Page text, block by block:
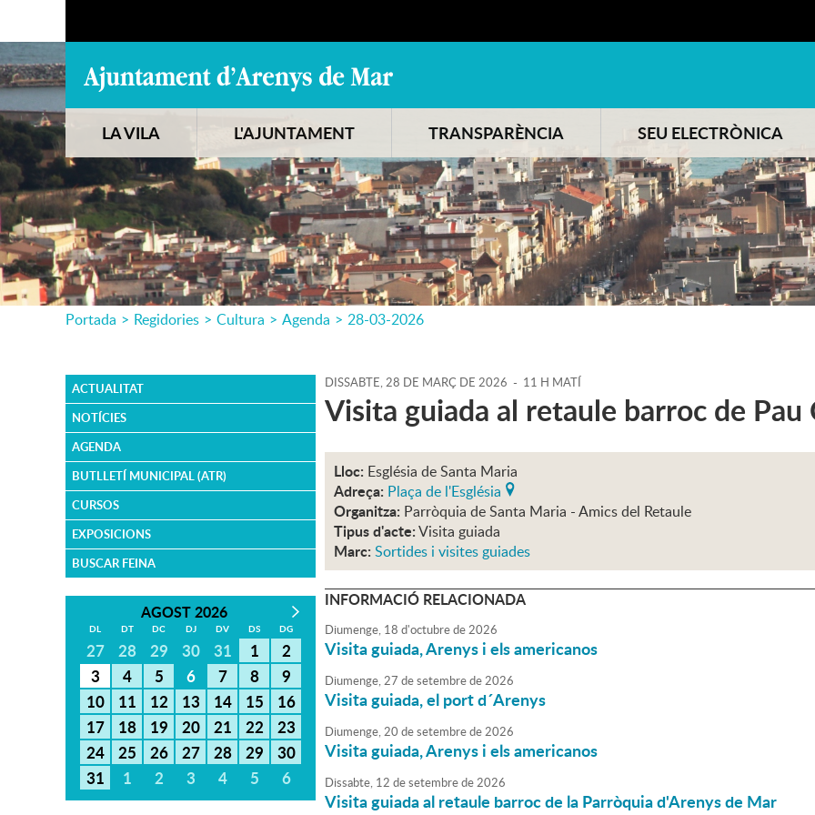
LA VILA L'AJUNTAMENT TRANSPARÈNCIA SEU ELECTRÒNICA
Portada > Regidories > Cultura > Agenda > 28-03-2026
ACTUALITAT
NOTÍCIES
AGENDA
BUTLLETÍ MUNICIPAL (ATR)
CURSOS
EXPOSICIONS
BUSCAR FEINA
AGOST 2026
DL DT DC DJ DV DS DG
27 28 29 30 31 1
2
3
4 5 6 7 8
9
10
11 12 13 14 15
16
17
18 19 20 21 22
23
24
25 26 27 28 29
30
31
1 2 3 4 5 6
DISSABTE,28 DE MARÇ DE 2026 - 11 H MATÍ
Visita guiada al retaule barroc de Pau
Lloc: Església de Santa Maria
Adreça: Plaça de l'Església
Organitza: Parròquia de Santa Maria - Amics del Retaule
Tipus d'acte:Visita guiada
Marc: Sortides i visites guiades
INFORMACIÓ RELACIONADA
Diumenge, 18 d'octubrede2026
Visita guiada, Arenys i els americanos
Diumenge,27 desetembrede2026
Visita guiada, el port d´Arenys
Diumenge,20 desetembrede2026
Visita guiada, Arenys i els americanos
Dissabte, 12 desetembrede2026
Visita guiada al retaule barroc de la Parròquia d'Arenys de Mar